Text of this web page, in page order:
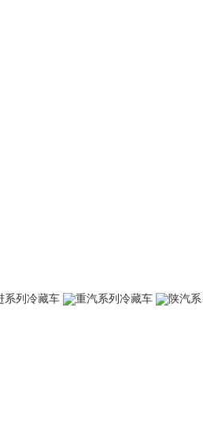
系列冷藏车 重汽系列冷藏车
陕汽系